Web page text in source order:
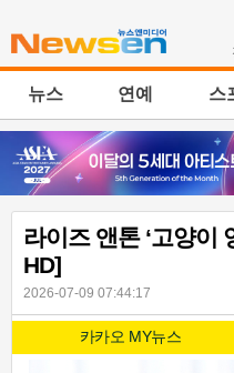
뉴스 연예 스
라이즈 앤톤 ‘고양이
HD]
2026-07-09 07:44:17
카카오 MY뉴스